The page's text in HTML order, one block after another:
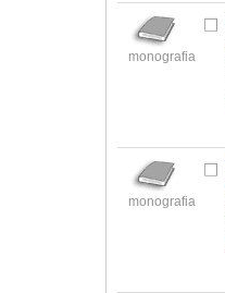
monografia
monografia